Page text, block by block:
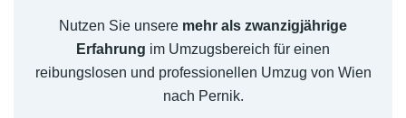
Nutzen Sie unsere mehr als zwanzigjährige
Erfahrung im Umzugsbereich für einen
reibungslosen und professionellen Umzug von Wien
nach Pernik.